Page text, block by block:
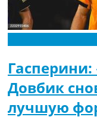
Довбик
лучшую